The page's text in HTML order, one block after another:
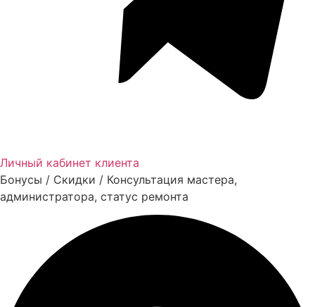
Личный кабинет клиента
Бонусы / Скидки / Консультация мастера,
администратора, статус ремонта